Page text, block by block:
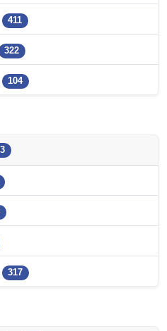
411
322
104
317